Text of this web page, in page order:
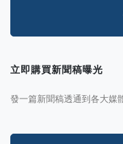
立即購買新聞稿曝光
發一篇新聞稿透通到各大媒